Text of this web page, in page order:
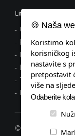
Linkovi
Uvjeti korištenja
Politika
Pravila o
Impressum
Tagovi
Kontakt
© 2026
🍪 Naša
Koristimo
korisničkog
nastavite s
pretpostavit
više na
Odaberite